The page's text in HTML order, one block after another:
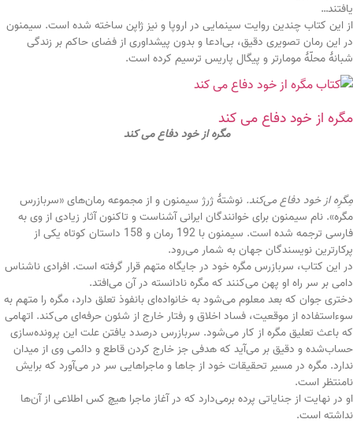
‌یافتند…
از این کتاب چندین روایت‌ سینمایی در اروپا و نیز ژاپن ساخته شده است. سیمنون
در این رمان تصویری دقیق، بی‌ادعا و بدون ‌پیشداوری از فضای حاکم بر زندگی
شبانهٔ محلّهٔ مومارتر و پیگال پاریس ترسیم کرده است.
مگره از خود دفاع می کند
مگره از خود دفاع می کند
مِگرِه از خود دفاع می‌کند. نوشتۀ ژرژ سیمنون و از مجموعه رمان‌های «سربازرس
مگره». نام سیمنون برای خوانندگان ایرانی آشناست و تاکنون آثار زیادی از وی به
فارسی ترجمه شده است. سیمنون با 192 رمان و 158 داستان کوتاه یکی از
پرکارترین نویسندگان جهان به شمار می‌رود.
در این کتاب، سربازرس مگره خود در جایگاه متهم قرار گرفته است. افرادی ناشناس
دامی بر سر راه او پهن می‌کنند که مگره نادانسته در آن می‌افتد.
دختری جوان که بعد معلوم می‌شود به خانواده‌ای بانفوذ تعلق دارد، مگره را متهم به
سوءاستفاده از موقعیت، فساد اخلاق و رفتار خارج از شئون حرفه‌ای می‌کند. اتهامی
که باعث تعلیق مگره از کار می‌شود. سربازرس درصدد یافتن علت این پرونده‌سازی
حساب‌شده و دقیق بر می‌آید که هدفی جز خارج کردن قاطع و دائمی وی از میدان
ندارد. مگره در مسیر تحقیقات خود از جاها و ماجراهایی سر در می‌آورد که برایش
نامنتظر است.
او در نهایت از جنایاتی پرده برمی‌دارد که در آغاز ماجرا هیچ کس اطلاعی از آن‌ها
نداشته است.